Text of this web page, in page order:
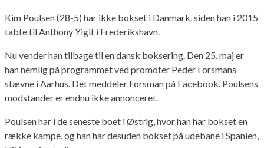
Kim Poulsen (28-5) har ikke bokset i Danmark, siden han i 2015
tabte til Anthony Yigit i Frederikshavn.
Nu vender han tilbage til en dansk boksering. Den 25. maj er
han nemlig på programmet ved promoter Peder Forsmans
stævne i Aarhus. Det meddeler Forsman på Facebook. Poulsens
modstander er endnu ikke annonceret.
Poulsen har i de seneste boet i Østrig, hvor han har bokset en
række kampe, og han har desuden bokset på udebane i Spanien,